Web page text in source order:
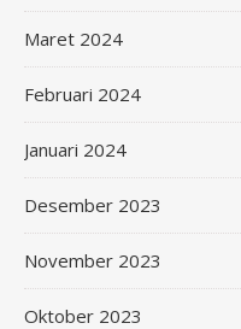
Maret 2024
Februari 2024
Januari 2024
Desember 2023
November 2023
Oktober 2023